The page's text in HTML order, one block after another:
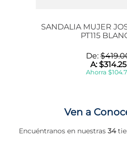
SANDALIA MUJER
PT115
De: $419.
A:$314.25
Ahorra $104.
Ven a
Encuéntranos en nuestras 34